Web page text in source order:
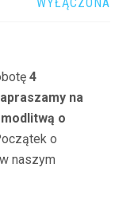
4
na
o
o
naszym